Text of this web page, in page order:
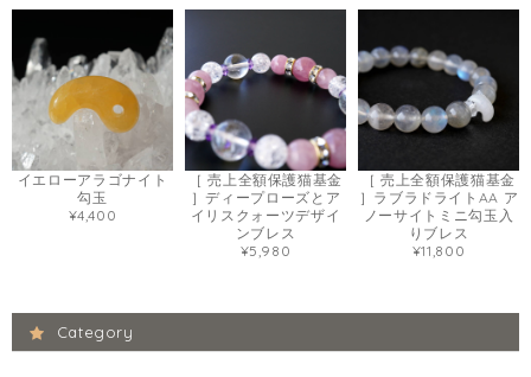
イエローアラゴナイト
勾玉
¥4,400
［ 売上全額保護猫基金
］ディープローズとア
イリスクォーツデザイ
ンブレス
¥5,980
［ 売上全額保護猫基金
］ラブラドライトAA ア
ノーサイトミニ勾玉入
りブレス
¥11,800
Category